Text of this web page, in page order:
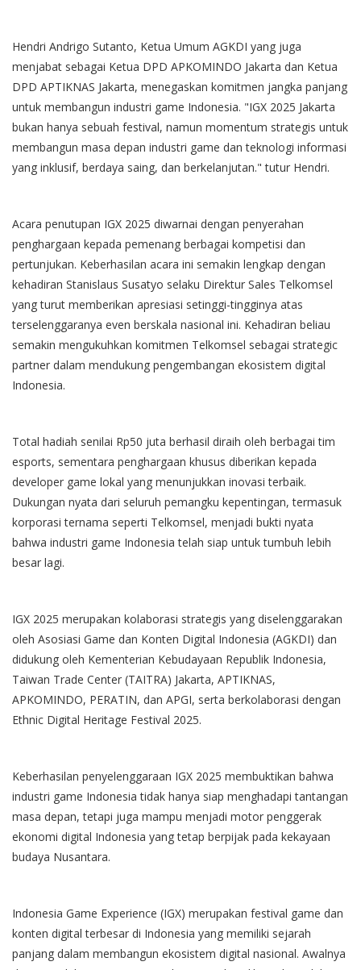
Hendri Andrigo Sutanto, Ketua Umum AGKDI yang juga
menjabat sebagai Ketua DPD APKOMINDO Jakarta dan Ketua
DPD APTIKNAS Jakarta, menegaskan komitmen jangka panjang
untuk membangun industri game Indonesia. "IGX 2025 Jakarta
bukan hanya sebuah festival, namun momentum strategis untuk
membangun masa depan industri game dan teknologi informasi
yang inklusif, berdaya saing, dan berkelanjutan." tutur Hendri.
Acara penutupan IGX 2025 diwarnai dengan penyerahan
penghargaan kepada pemenang berbagai kompetisi dan
pertunjukan. Keberhasilan acara ini semakin lengkap dengan
kehadiran Stanislaus Susatyo selaku Direktur Sales Telkomsel
yang turut memberikan apresiasi setinggi-tingginya atas
terselenggaranya even berskala nasional ini. Kehadiran beliau
semakin mengukuhkan komitmen Telkomsel sebagai strategic
partner dalam mendukung pengembangan ekosistem digital
Indonesia.
Total hadiah senilai Rp50 juta berhasil diraih oleh berbagai tim
esports, sementara penghargaan khusus diberikan kepada
developer game lokal yang menunjukkan inovasi terbaik.
Dukungan nyata dari seluruh pemangku kepentingan, termasuk
korporasi ternama seperti Telkomsel, menjadi bukti nyata
bahwa industri game Indonesia telah siap untuk tumbuh lebih
besar lagi.
IGX 2025 merupakan kolaborasi strategis yang diselenggarakan
oleh Asosiasi Game dan Konten Digital Indonesia (AGKDI) dan
didukung oleh Kementerian Kebudayaan Republik Indonesia,
Taiwan Trade Center (TAITRA) Jakarta, APTIKNAS,
APKOMINDO, PERATIN, dan APGI, serta berkolaborasi dengan
Ethnic Digital Heritage Festival 2025.
Keberhasilan penyelenggaraan IGX 2025 membuktikan bahwa
industri game Indonesia tidak hanya siap menghadapi tantangan
masa depan, tetapi juga mampu menjadi motor penggerak
ekonomi digital Indonesia yang tetap berpijak pada kekayaan
budaya Nusantara.
Indonesia Game Experience (IGX) merupakan festival game dan
konten digital terbesar di Indonesia yang memiliki sejarah
panjang dalam membangun ekosistem digital nasional. Awalnya